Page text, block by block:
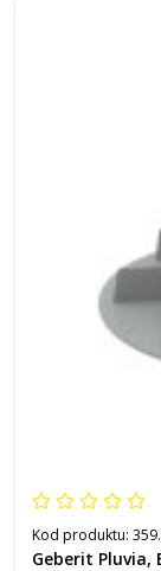
Kod produktu:
Geberit